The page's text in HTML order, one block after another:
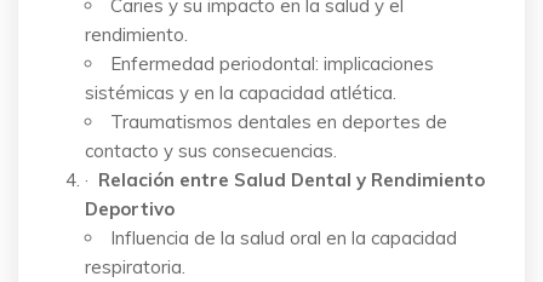
Caries y su impacto en la salud y el
rendimiento.
Enfermedad periodontal: implicaciones
sistémicas y en la capacidad atlética.
Traumatismos dentales en deportes de
contacto y sus consecuencias.
· Relación entre Salud Dental y Rendimiento
Deportivo
Influencia de la salud oral en la capacidad
respiratoria.